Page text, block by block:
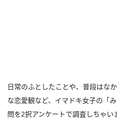
日常のふとしたことや、普段はな
な恋愛観など、イマドキ女子の「
問を2択アンケートで調査しちゃい